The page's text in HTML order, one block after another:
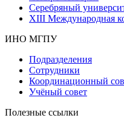
Серебряный
XIII Международная
ИНО МГПУ
Подразделения
Сотрудники
Координационный
Учёный совет
Полезные ссылки